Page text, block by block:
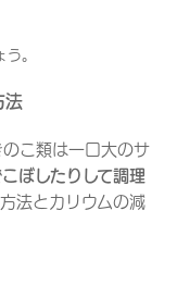
。
法
こ類は一口大のサ
ぼしたりして調理
法とカリウムの減